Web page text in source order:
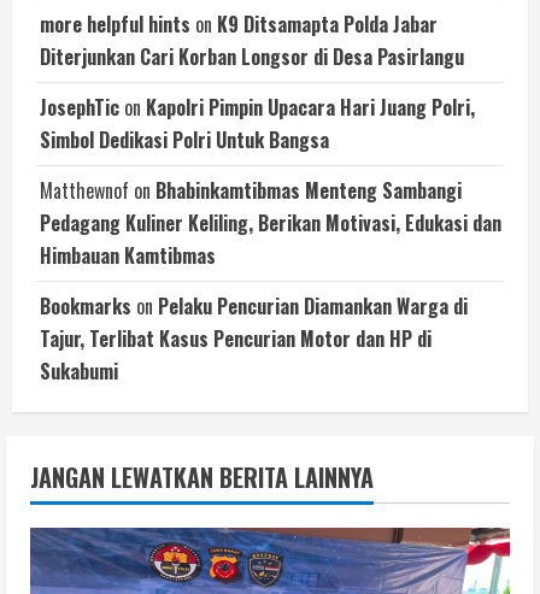
more helpful hints on K9 Ditsamapta Polda Jabar
Diterjunkan Cari Korban Longsor di Desa Pasirlangu
JosephTic on Kapolri Pimpin Upacara Hari Juang Polri,
Simbol Dedikasi Polri Untuk Bangsa
Matthewnof on Bhabinkamtibmas Menteng Sambangi
Pedagang Kuliner Keliling, Berikan Motivasi, Edukasi dan
Himbauan Kamtibmas
Bookmarks on Pelaku Pencurian Diamankan Warga di
Tajur, Terlibat Kasus Pencurian Motor dan HP di
Sukabumi
JANGAN LEWATKAN BERITA LAINNYA